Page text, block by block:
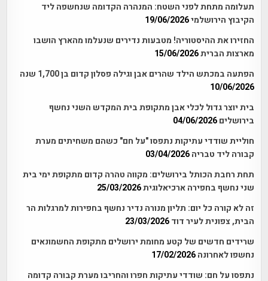
תעלומה מתחת לפני השטח: המנהרה הקדומה שנחשפה ליד
הקיבוץ הירושלמי19/06/2026
החזירו את ההיסטוריה! מטבעות נדירים שנעלמו מהארץ הושבו
מארצות הברית15/06/2026
הפתעה במכתש הילד שהרים אבן וגילה פסלון קדום בן 1,700 שנה
10/06/2026
בית יוצר גדול לכלי אבן מתקופת בית המקדש השני נחשף
בירושלים 04/06/2026
חוליית שודדי עתיקות נתפסו "על חם" כשהם משחיתים מערת
קבורה ליד טבריה 03/04/2026
תחת רחבת הכותל בירושלים: מקווה טהרה קדום מתקופת ימי בית
שני נחשף בחפירה ארכיאלוגית25/03/2026
זה לא קורה כל יום: תליון מנורה נדיר נחשף בחפירות למרגלות הר
הבית, צפונית לעיר דוד 23/03/2026
שרידים חדשים של קטע מחומת ירושלים מתקופת החשמונאים
נחשפו לאחרונה 17/02/2026
נתפסו על חם: שודדי עתיקות חפרו והחריבו מערת קבורה קדומה